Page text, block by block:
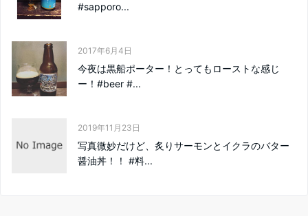
#sapporo...
2017年6月4日
今夜は黒船ポーター！とってもローストな感じ
ー！#beer #...
2019年11月23日
写真微妙だけど、炙りサーモンとイクラのバター
醤油丼！！ #料...